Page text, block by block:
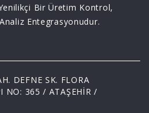
Bir Üretim Kontrol,
Entegrasyonudur.
DEFNE SK. FLORA
NO: 365 / ATAŞEHİR /